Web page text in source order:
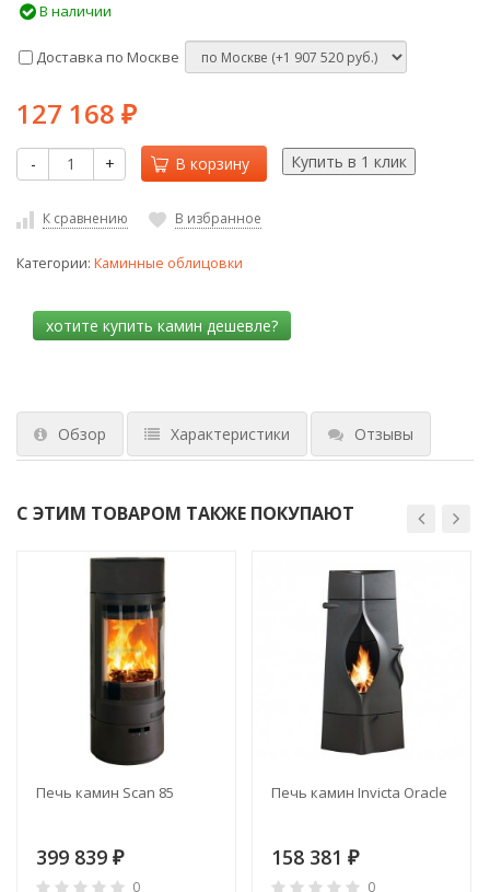
В наличии
Доставка по Москве
127 168 ₽
- + В корзину
К сравнению В избранное
Категории: Каминные облицовки
Обзор Характеристики Отзывы
С ЭТИМ ТОВАРОМ ТАКЖЕ ПОКУПАЮТ
Печь камин Scan 85
399 839 ₽
0
Печь камин Invicta Oracle
158 381 ₽
0